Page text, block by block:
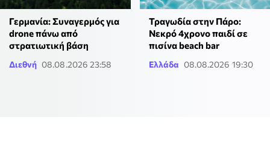
Γερμανία: Συναγερμός για
drone πάνω από
στρατιωτική βάση
Διεθνή 08.08.2026 23:58
Τραγωδία στην Πάρο:
Νεκρό 4χρονο παιδί σε
πισίνα beach bar
Ελλάδα 08.08.2026 19:30